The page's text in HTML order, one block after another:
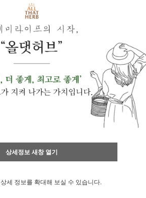
상세정보 새창 열기
상세 정보를 확대해 보실 수 있습니다.